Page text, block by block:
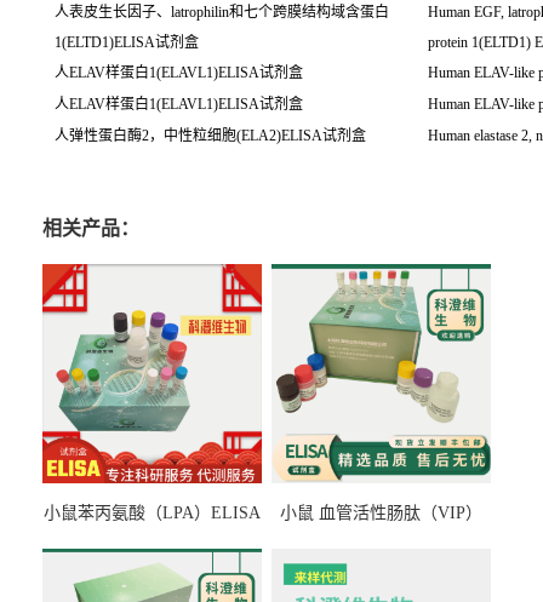
人表皮生长因子、latrophilin和七个跨膜结构域含蛋白
1(ELTD1)ELISA试剂盒
Human EGF,
protein 1(ELTD1)
人ELAV样蛋白1(ELAVL1)ELISA试剂盒
Human ELAV-like
人ELAV样蛋白1(ELAVL1)ELISA试剂盒
Human ELAV-like
人弹性蛋白酶2，中性粒细胞(ELA2)ELISA试剂盒
Human elastase
相关产品：
小鼠苯丙氨酸（LPA）ELISA
小鼠 血管活性肠肽（VIP）